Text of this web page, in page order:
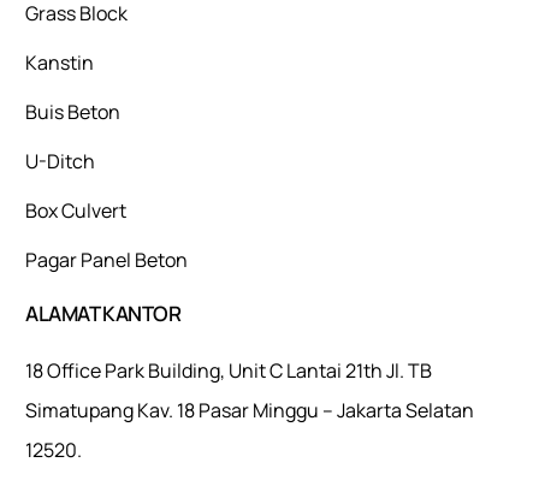
Grass Block
Kanstin
Buis Beton
U-Ditch
Box Culvert
Pagar Panel Beton
ALAMAT KANTOR
18 Office Park Building, Unit C Lantai 21th Jl. TB
Simatupang Kav. 18 Pasar Minggu – Jakarta Selatan
12520.